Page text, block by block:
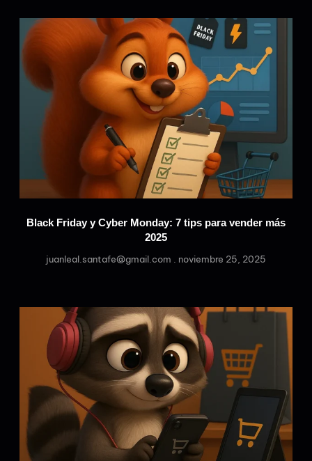
Black Friday y Cyber Monday: 7 tips para vender más
2025
juanleal.santafe@gmail.com noviembre 25, 2025